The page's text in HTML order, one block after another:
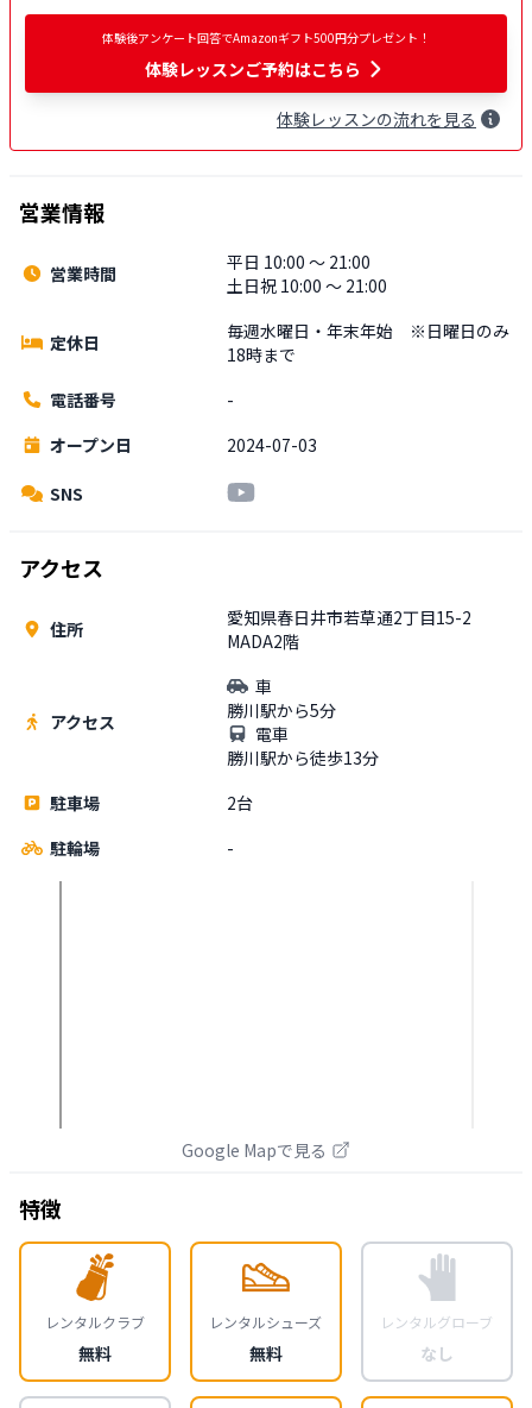
体験後アンケート回答でAmazonギフト500円分プレゼント！
体験レッスンご予約はこちら
体験レッスンの流れを見る
営業情報
営業時間
平日 10:00 〜 21:00
土日祝 10:00 〜 21:00
定休日
毎週水曜日・年末年始 ※日曜日のみ
18時まで
電話番号
-
オープン日
2024-07-03
SNS
アクセス
住所
愛知県春日井市若草通2丁目15-2
MADA2階
アクセス
車
勝川駅から5分
電車
勝川駅から徒歩13分
駐車場
2台
駐輪場
-
Google Mapで見る
特徴
レンタルクラブ
無料
レンタルシューズ
無料
レンタルグローブ
なし